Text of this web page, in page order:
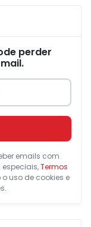
perder
emails com
Termos
uso de cookies e